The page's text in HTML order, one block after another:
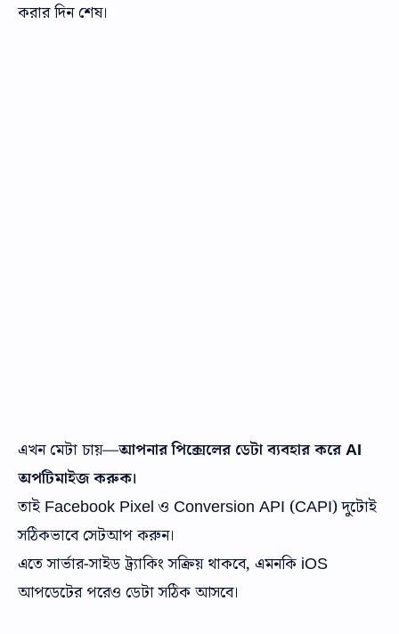
করার দিন শেষ।
এখন মেটা চায়—আপনার পিক্সেলের ডেটা ব্যবহার করে AI
অপটিমাইজ করুক।
তাই Facebook Pixel ও Conversion API (CAPI) দুটোই
সঠিকভাবে সেটআপ করুন।
এতে সার্ভার-সাইড ট্র্যাকিং সক্রিয় থাকবে, এমনকি iOS
আপডেটের পরেও ডেটা সঠিক আসবে।